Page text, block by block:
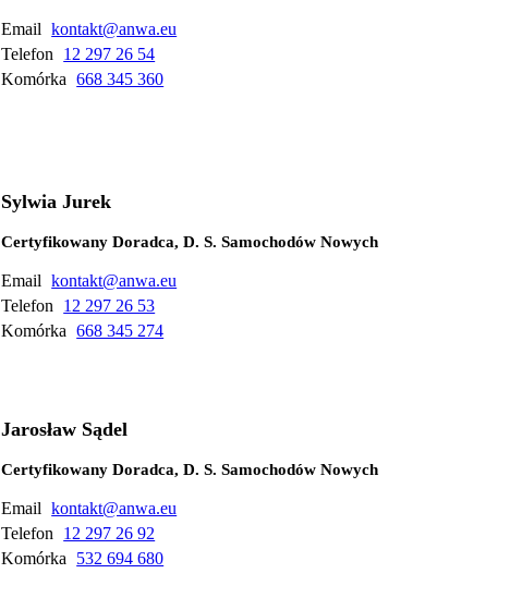
Email kontakt@anwa.eu
Telefon
12 297 26 54
Komórka 668 345 360
Sylwia Jurek
Certyfikowany Doradca, D. S. Samochodów Nowych
Email kontakt@anwa.eu
Telefon
12 297 26 53
Komórka 668 345 274
Jarosław Sądel
Certyfikowany Doradca, D. S. Samochodów Nowych
Email kontakt@anwa.eu
Telefon
12 297 26 92
Komórka
532 694 680